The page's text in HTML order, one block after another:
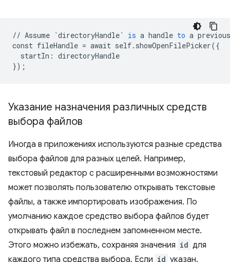
// Assume `directoryHandle` is a handle to a
const fileHandle = await self. showOpenFilePicker({
startIn : directoryHandle
});
Указание назначения различных средств
выбора файлов
Иногда в приложениях используются разные средства
выбора файлов для разных целей. Например,
текстовый редактор с расширенными возможностями
может позволять пользователю открывать текстовые
файлы, а также импортировать изображения. По
умолчанию каждое средство выбора файлов будет
открывать файл в последнем запомненном месте.
Этого можно избежать, сохраняя значения id для
каждого типа средства выбора. Если id указан,